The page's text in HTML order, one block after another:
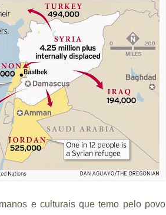
e culturais que temo pelo povo